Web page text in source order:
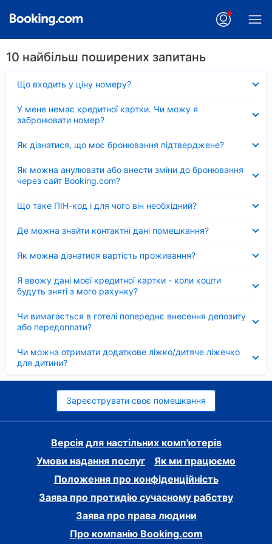
10 найбільш поширених запитань
Що входить у ціну номеру?
У мене немає кредитної картки. Чи можу я
забронювати номер?
Як дізнатися, що моє бронювання підтверджене?
Як можна анулювати або внести зміни до бронювання
через сайт Booking.com?
Що таке ПІН-код і для чого він необхідний?
Де можна знайти контактні дані помешкання?
Як можна дізнатися вартість проживання?
Я ввожу дані моєї кредитної картки - коли кошти
будуть зняті з мого рахунку?
Чи вимагається в готелі попереднє внесення депозиту
або передоплати?
Чи можна отримати додаткове ліжко/дитяче ліжечко
для дитини?
Зареєструвати своє помешкання
Версія для настільних комп'ютерів
Умови надання послуг
Як ми працюємо
Положення про конфіденційність
Заява про протидію сучасному рабству
Заява про права людини
Про компанію Booking.com